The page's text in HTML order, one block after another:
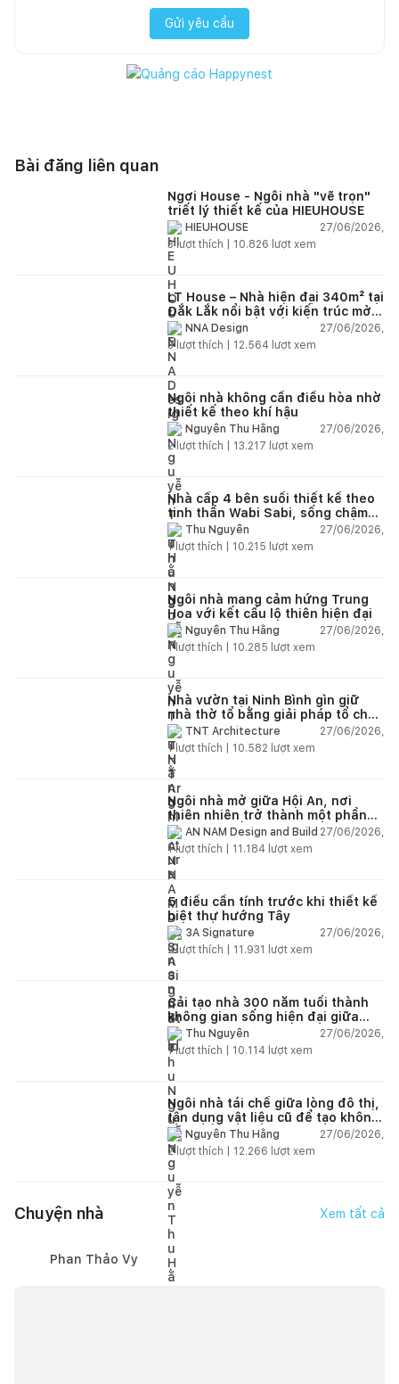
Gửi yêu cầu
Bài đăng liên quan
Ngơi House - Ngôi nhà "vẽ trọn"
triết lý thiết kế của HIEUHOUSE
HIEUHOUSE
27/06/2026,
3lượt thích | 10.826 lượt xem
LT House – Nhà hiện đại 340m² tại
Đắk Lắk nổi bật với kiến trúc mở
và hệ sân vườn kết nối thiên
nhiên
NNA Design
27/06/2026,
3lượt thích | 12.564 lượt xem
Ngôi nhà không cần điều hòa nhờ
thiết kế theo khí hậu
Nguyễn Thu Hằng
27/06/2026,
2lượt thích | 13.217 lượt xem
Nhà cấp 4 bên suối thiết kế theo
tinh thần Wabi Sabi, sống chậm
giữa thiên nhiên
Thu Nguyễn
27/06/2026,
1lượt thích | 10.215 lượt xem
Ngôi nhà mang cảm hứng Trung
Hoa với kết cấu lộ thiên hiện đại
Nguyễn Thu Hằng
27/06/2026,
1lượt thích | 10.285 lượt xem
Nhà vườn tại Ninh Bình gìn giữ
nhà thờ tổ bằng giải pháp tổ chức
lại không gian
TNT Architecture
27/06/2026,
1lượt thích | 10.582 lượt xem
Ngôi nhà mở giữa Hội An, nơi
thiên nhiên trở thành một phần
của cuộc sống
AN NAM Design and Build 27/06/2026,
1lượt thích | 11.184 lượt xem
5 điều cần tính trước khi thiết kế
biệt thự hướng Tây
3A Signature
27/06/2026,
2lượt thích | 11.931 lượt xem
Cải tạo nhà 300 năm tuổi thành
không gian sống hiện đại giữa
thiên nhiên
Thu Nguyễn
27/06/2026,
1lượt thích | 10.114 lượt xem
Ngôi nhà tái chế giữa lòng đô thị,
tận dụng vật liệu cũ để tạo không
gian sống linh hoạt
Nguyễn Thu Hằng
27/06/2026,
2lượt thích | 12.266 lượt xem
Chuyện nhà Xem tất cả
Phan Thảo Vy